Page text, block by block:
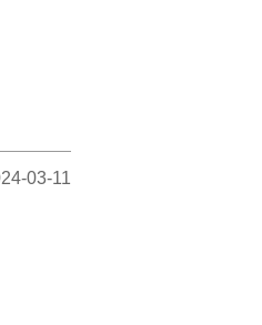
03-11